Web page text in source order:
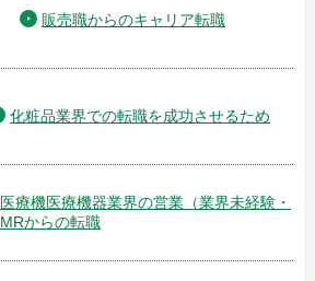
販売職からのキャリア転職
化粧品業界での転職を成功させるため
医療機医療機器業界の営業（業界未経験・
MRからの転職